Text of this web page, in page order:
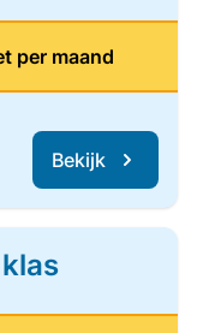
per maand
Bekijk